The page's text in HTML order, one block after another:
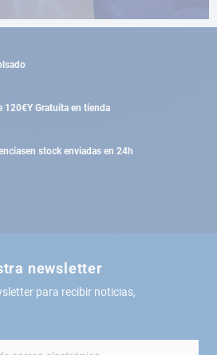
120€Y Gratuita en tienda
en stock enviadas en 24h
newsletter
para recibir noticias,